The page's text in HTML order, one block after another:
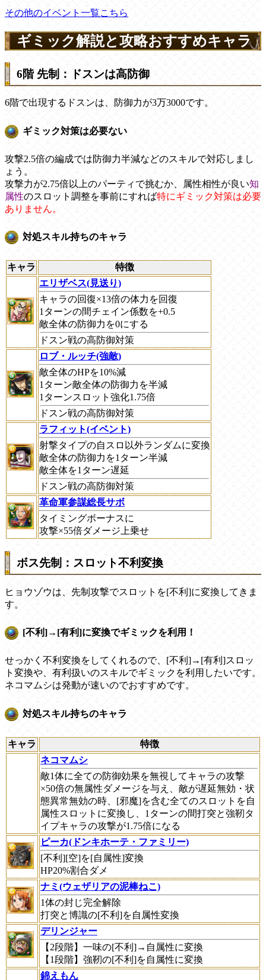
その他のイベント一覧こちら
ギミック解説と攻略おすすめキャラ
6階 先制：ドスンは高防御
6階で出現するドスンは、防御力が3万3000です。
ギミック対策は必要ない
攻撃2.5倍の編成では防御力半減などのスキルで対応しまし
ょう。
攻撃力が2.75倍以上のパーティで挑むか、属性相性が良い知
属性のスロット調整を事前にすれば特にギミック対策は必要
ありません。
対処スキル持ちのキャラ
キャラ
特徴
エリザベス(見送り)
キャラの回復×13倍の体力を回復
1ターンの間チェイン係数を+0.5
敵全体の防御力を0にする
ドスン戦の高防御対策
ロブ・ルッチ(強敵)
敵全体のHPを10%減
1ターン敵全体の防御力を半減
1ターンスロット強化1.75倍
ドスン戦の高防御対策
ラフィット(イベント)
射撃タイプの自スロ以外ランダムに変換
敵全体の防御力を1ターン半減
敵全体を1ターン遅延
ドスン戦の高防御対策
革命軍参謀総長サボ
タイミングボーナスに
攻撃×55倍ダメージ上乗せ
ボス先制：スロット不利変換
ヒョウゾウは、先制攻撃でスロットを[不利]に変換してきま
す。
[不利]→[有利]に変換でギミックを利用！
せっかく不利変換をしてくれるので、[不利]→[有利]スロッ
ト変換や、有利扱いのスキルでギミックを利用したいです。
ネコマムシは発動が速いのでおすすめです。
対処スキル持ちのキャラ
キャラ
特徴
ネコマムシ
敵1体に全ての防御効果を無視してキャラの攻撃
×50倍の無属性ダメージを与え、敵が遅延無効・状
態異常無効の時、 [邪魔]を含む全てのスロットを自
属性スロットに変換し、1ターンの間打突と強靭タ
イプキャラの攻撃が1.75倍になる
ピーカ(ドンキホーテ・ファミリー)
[不利][空]を[自属性]変換
HP20%割合ダメ
ナミ(ウェザリアの泥棒ねこ)
1体の封じ完全解除
打突と博識の[不利]を自属性変換
デリンジャー
【2段階】一味の[不利]→自属性に変換
【1段階】強靭の[不利]を自属性に変換
錦えもん